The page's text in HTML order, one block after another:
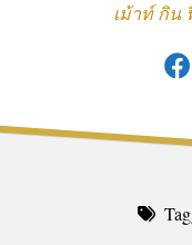
เม้าท์ กิน